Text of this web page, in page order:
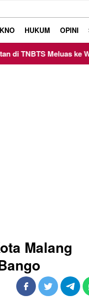
HUKUM OPINI
ke Wilayah
Malang